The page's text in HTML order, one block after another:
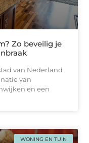
Zo beveilig je
van Nederland
van
en een
WONING EN TUIN